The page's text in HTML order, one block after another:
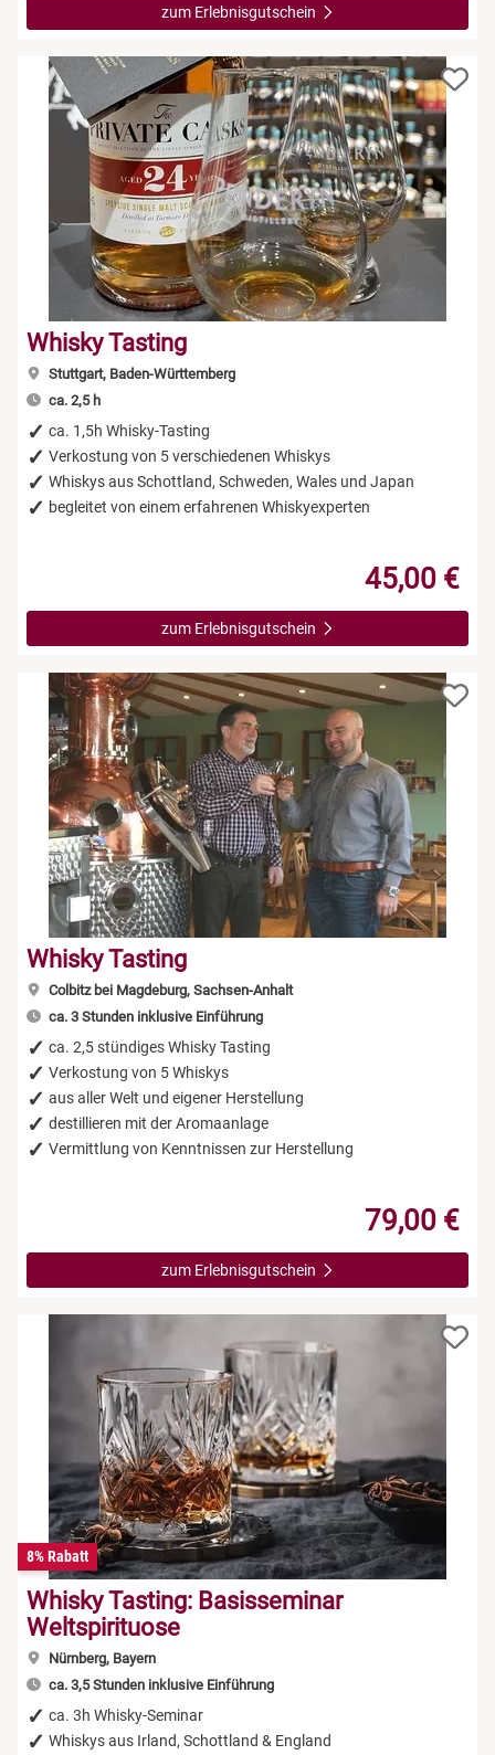
zum Erlebnisgutschein
Whisky Tasting
Stuttgart, Baden-Württemberg
ca. 2,5 h
ca. 1,5h Whisky-Tasting
Verkostung von 5 verschiedenen Whiskys
Whiskys aus Schottland, Schweden, Wales und Japan
begleitet von einem erfahrenen Whiskyexperten
45,00 €
zum Erlebnisgutschein
Whisky Tasting
Colbitz bei Magdeburg, Sachsen-Anhalt
ca. 3 Stunden inklusive Einführung
ca. 2,5 stündiges Whisky Tasting
Verkostung von 5 Whiskys
aus aller Welt und eigener Herstellung
destillieren mit der Aromaanlage
Vermittlung von Kenntnissen zur Herstellung
79,00 €
zum Erlebnisgutschein
8% Rabatt
Whisky Tasting: Basisseminar
Weltspirituose
Nürnberg, Bayern
ca. 3,5 Stunden inklusive Einführung
ca. 3h Whisky-Seminar
Whiskys aus Irland, Schottland & England